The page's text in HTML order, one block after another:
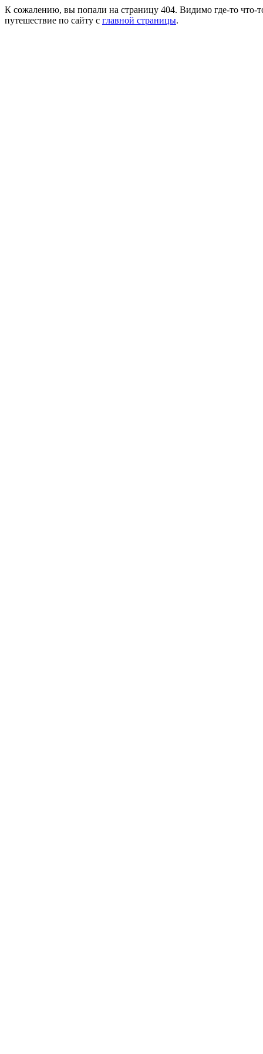
К сожалению, вы попали на страницу 404. Видимо где-то что-
путешествие по сайту с главной страницы.